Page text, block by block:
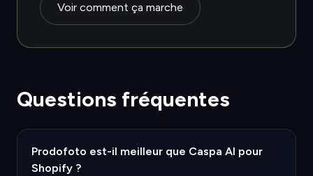
Voir comment ça marche
Questions fréquentes
Prodofoto est-il meilleur que Caspa AI pour
Shopify ?